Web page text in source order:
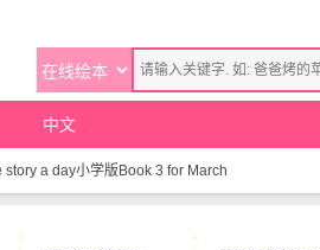
中文
story a day小学版Book 3 for March